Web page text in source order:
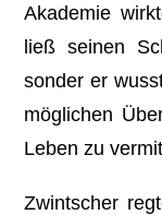
Akademie
ließ seinen
sonder er
möglichen
Leben zu
Zwintscher